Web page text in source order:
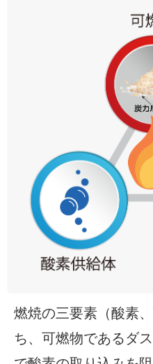
燃焼の三要素（酸素
ち、可燃物であるダ